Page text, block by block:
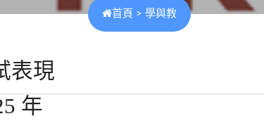
首頁 > 學與教
表現
年